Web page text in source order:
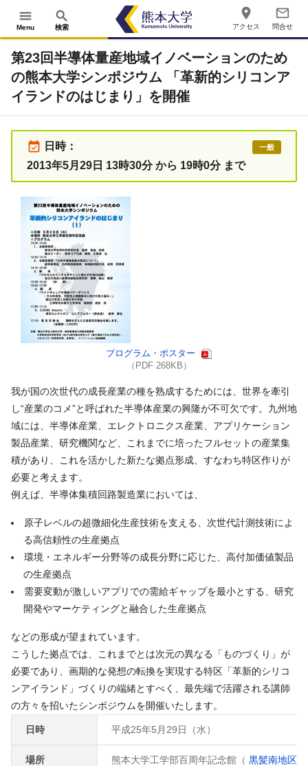
menu
Menu
search
検索
place
アクセス
mail_outline
問合せ
第23回半導体量産地域イノベーションのため
の熊本大学シンポジウム 「革新的シリコンア
イランドのはじまり」を開催
event_available 日時：
2013年5月29日 13時30分 から 19時0分 まで
一般
プログラム・ポスター
（PDF 268KB）
我が国の次世代の成長産業の種を熟成するためには、世界を牽引
し“産業のコメ”と呼ばれた半導体産業の興隆が不可欠です。九州地
域には、半導体産業、エレクトロニクス産業、アプリケーション
製品産業、研究機関など、これまでに培ったフルセットの産業集
積があり、これを活かした新たな拠点形成、すなわち特区作りが
必要と考えます。
例えば、半導体集積回路製造業においては、
原子レベルの超微細化生産技術を支える、次世代計測技術によ
る高信頼性の生産拠点
環境・エネルギー分野等の成長分野に応じた、高付加価値製品
の生産拠点
需要変動が激しいアプリでの需給ギャップを最小とする、研究
開発やマーケティングと融合した生産拠点
などの形成が望まれています。
こうした拠点では、これまでとは次元の異なる「ものづくり」が
必要であり、画期的な発想の転換を実現する特区「革新的シリコ
ンアイランド」づくりの端緒とすべく、最先端で活躍される講師
の方々を招いたシンポジウムを開催いたします。
日時 平成25年5月29日（水）
場所 熊本大学工学部百周年記念館（ 黒髪南地区